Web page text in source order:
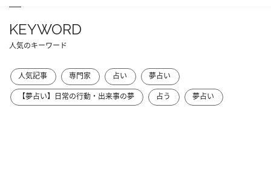
KEYWORD
人気のキーワード
人気記事 専門家 占い
夢占い
【夢占い】日常の行動・出来事の夢
占う 夢占い